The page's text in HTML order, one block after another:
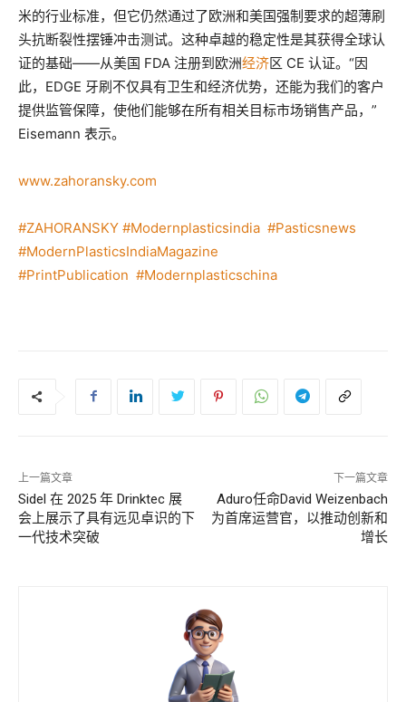
米的行业标准，但它仍然通过了欧洲和美国强制要求的超薄刷
头抗断裂性摆锤冲击测试。这种卓越的稳定性是其获得全球认
证的基础——从美国 FDA 注册到欧洲经济区 CE 认证。“因
此，EDGE 牙刷不仅具有卫生和经济优势，还能为我们的客户
提供监管保障，使他们能够在所有相关目标市场销售产品，”
Eisemann 表示。
www.zahoransky.com
#ZAHORANSKY #Modernplasticsindia #Pasticsnews
#ModernPlasticsIndiaMagazine
#PrintPublication #Modernplasticschina
上一篇文章
Sidel 在 2025 年 Drinktec 展
会上展示了具有远见卓识的下
一代技术突破
下一篇文章
Aduro任命David Weizenbach
为首席运营官，以推动创新和
增长